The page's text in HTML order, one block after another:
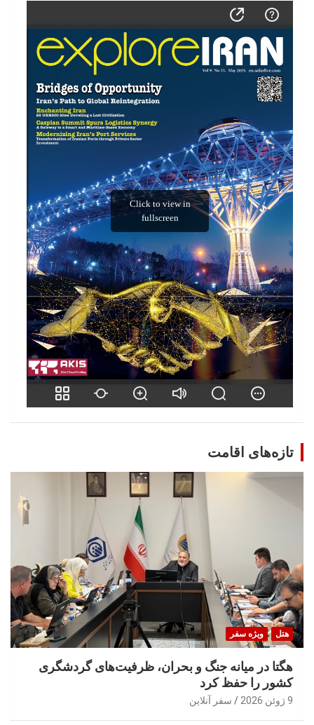
تازه‌های اقامت
هتل ویژه سفر
هگتا در میانه جنگ و بحران، ظرفیت‌های گردشگری
کشور را حفظ کرد
9 ژوئن 2026 سفر آنلاین